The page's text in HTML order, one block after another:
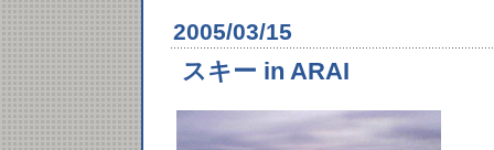
2005/03/15
スキー in ARAI